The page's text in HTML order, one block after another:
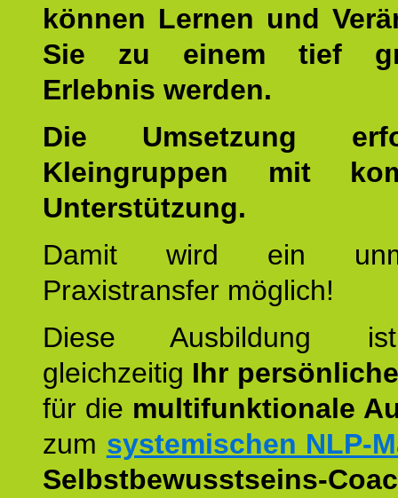
können Lernen und
Sie zu einem tief
Erlebnis werden.
Die Umsetzung
Kleingruppen mit
Unterstützung.
Damit wird ein
Praxistransfer möglich!
Diese Ausbildung
gleichzeitig Ihr
für die multifunktionale
zum systemischen NLP-
Selbstbewusstseins-